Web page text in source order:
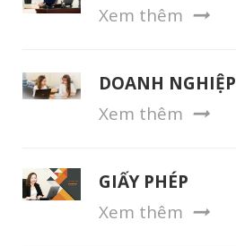
Xem thêm
DOANH NGHIỆP
Xem thêm
GIẤY PHÉP
Xem thêm